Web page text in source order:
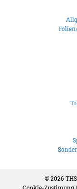
© 2026